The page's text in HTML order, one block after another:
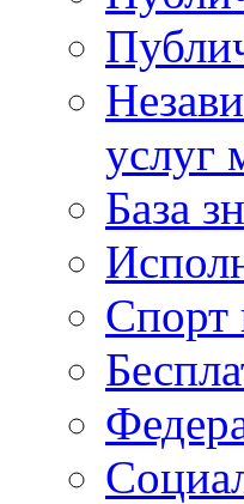
услуг
База
Спорт